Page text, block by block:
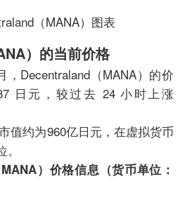
（MANA）图表
）的当前价格
，Decentraland（MANA）的价
日元，较过去 24 小时上涨
值约为960亿日元，在虚拟货币
）价格信息（货币单位：